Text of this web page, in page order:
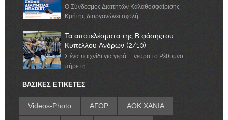
Ο Σύνδεσμος Διαιτητών Καλαθοσφαίρισης
Κρήτης διοργανώνει σχολή ...
Τα αποτελέσματα της Β φάσηςτου
Κυπέλλου Ανδρών (2/10)
Σ ένα παιχνίδι για γερά… νεύρα το Ρέθυμνο
πήρε τη ...
ΒΑΣΙΚΕΣ ΕΤΙΚΕΤΕΣ
Videos-Photo ΑΓΟΡ ΑΟΚ ΧΑΝΙΑ